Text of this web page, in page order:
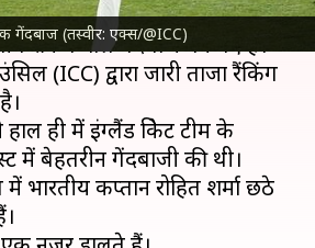
गेंदबाज (तस्वीर: एक्स/@ICC)
गेंदबाजरविचंद्रन अश्विन
रैंकिंग वाले गेंदबाज बन गए हैं।
(ICC) द्वारा जारी ताजा रैंकिंग
ही में इंग्लैंड क्रिकेट टीम के
में बेहतरीन गेंदबाजी की थी।
भारतीय कप्तान रोहित शर्मा छठे